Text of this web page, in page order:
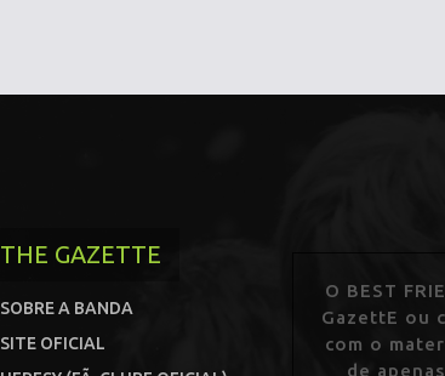
THE GAZETTE
SOBRE A BANDA
SITE OFICIAL
O BEST
GazettE ou
com o
de